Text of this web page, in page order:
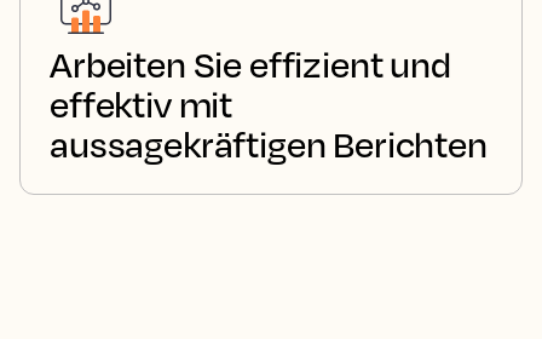
Arbeiten Sie effizient und
effektiv mit
aussagekräftigen Berichten